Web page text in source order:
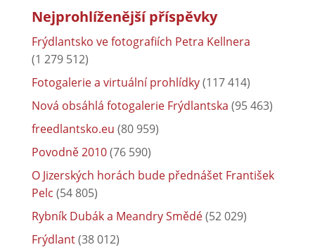
Nejprohlíženější příspěvky
Frýdlantsko ve fotografiích Petra Kellnera
(1 279 512)
Fotogalerie a virtuální prohlídky(117 414)
Nová obsáhlá fotogalerie Frýdlantska (95 463)
freedlantsko.eu (80 959)
Povodně 2010(76 590)
O Jizerských horách bude přednášet František
Pelc (54 805)
Rybník Dubák a Meandry Smědé(52 029)
Frýdlant(38 012)